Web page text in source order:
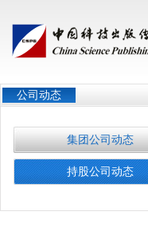
公司动态
集团公司动态
持股公司动态